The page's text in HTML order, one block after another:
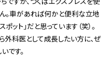
。車があれば何かと便利な立地
ット」だと思っています（笑）。
科医として成長したい方に、ぜ
です。